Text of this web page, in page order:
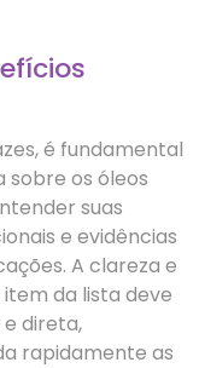
é fundamental
sobre os óleos
suas
e evidências
A clareza e
da lista deve
direta,
rapidamente as